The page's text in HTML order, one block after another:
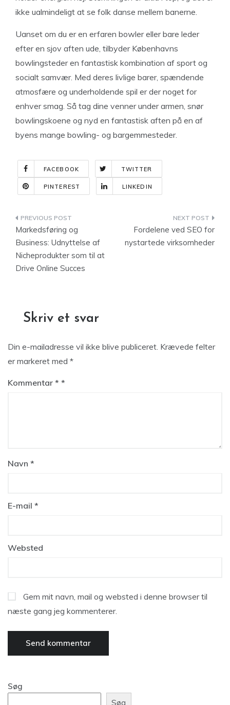
ikke ualmindeligt at se folk danse mellem banerne.
Uanset om du er en erfaren bowler eller bare leder
efter en sjov aften ude, tilbyder Københavns
bowlingsteder en fantastisk kombination af sport og
socialt samvær. Med deres livlige barer, spændende
atmosfære og underholdende spil er der noget for
enhver smag. Så tag dine venner under armen, snør
bowlingskoene og nyd en fantastisk aften på en af
byens mange bowling- og bargemmesteder.
FACEBOOK TWITTER
PINTEREST LINKEDIN
Indlægsnavigation
Markedsføring og
Business: Udnyttelse af
Nicheprodukter som til at
Drive Online Succes
Fordelene ved SEO for
nystartede virksomheder
Skriv et svar
Din e-mailadresse vil ikke blive publiceret. Krævede felter
er markeret med *
Kommentar *
Navn *
E-mail *
Websted
Gem mit navn, mail og websted i denne browser til
næste gang jeg kommenterer.
Søg
Søg